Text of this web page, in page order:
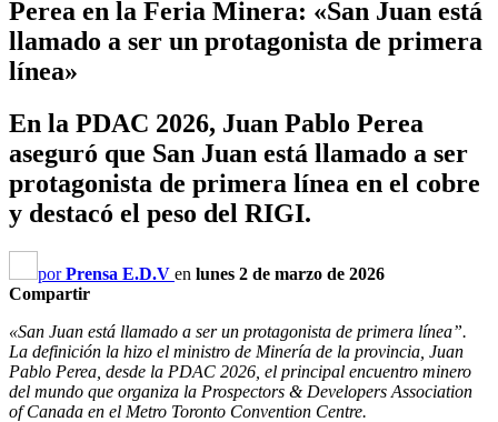
Perea en la Feria Minera: «San Juan está
llamado a ser un protagonista de primera
línea»
En la PDAC 2026, Juan Pablo Perea
aseguró que San Juan está llamado a ser
protagonista de primera línea en el cobre
y destacó el peso del RIGI.
porPrensa E.D.V en lunes 2 de marzo de 2026
Compartir
«San Juan está llamado a ser un protagonista de primera línea”.
La definición la hizo el ministro de Minería de la provincia, Juan
Pablo Perea, desde la PDAC 2026, el principal encuentro minero
del mundo que organiza la Prospectors & Developers Association
of Canada en el Metro Toronto Convention Centre.